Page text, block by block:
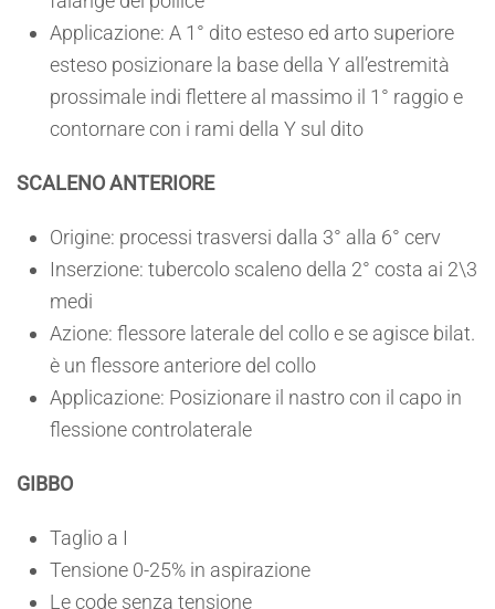
Applicazione: A 1° dito esteso ed arto superiore
esteso posizionare la base della Y all’estremità
prossimale indi flettere al massimo il 1° raggio e
contornare con i rami della Y sul dito
SCALENO ANTERIORE
Origine: processi trasversi dalla 3° alla 6° cerv
Inserzione: tubercolo scaleno della 2° costa ai 2\3
medi
Azione: flessore laterale del collo e se agisce bilat.
è un flessore anteriore del collo
Applicazione: Posizionare il nastro con il capo in
flessione controlaterale
GIBBO
Taglio a I
Tensione 0-25% in aspirazione
Le code senza tensione